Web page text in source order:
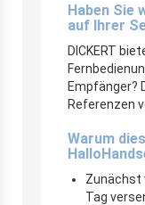
Haben Sie
auf Ihrer
DICKERT
Empfänger?
Referenzen
Warum
Zunächst
Tag